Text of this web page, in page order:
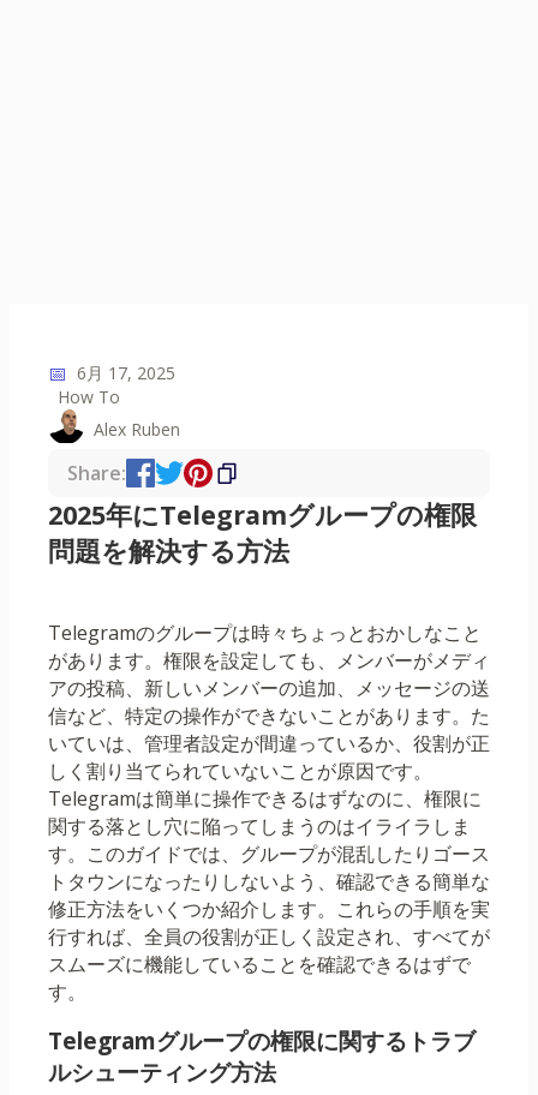
📅 6月 17, 2025
How To
Alex Ruben
Share:
2025年にTelegramグループの権限
問題を解決する方法
Telegramのグループは時々ちょっとおかしなこと
があります。権限を設定しても、メンバーがメディ
アの投稿、新しいメンバーの追加、メッセージの送
信など、特定の操作ができないことがあります。た
いていは、管理者設定が間違っているか、役割が正
しく割り当てられていないことが原因です。
Telegramは簡単に操作できるはずなのに、権限に
関する落とし穴に陥ってしまうのはイライラしま
す。このガイドでは、グループが混乱したりゴース
トタウンになったりしないよう、確認できる簡単な
修正方法をいくつか紹介します。これらの手順を実
行すれば、全員の役割が正しく設定され、すべてが
スムーズに機能していることを確認できるはずで
す。
Telegramグループの権限に関するトラブ
ルシューティング方法